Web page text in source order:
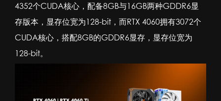
4352个CUDA核心，配备8GB与16GB两种GDDR6显
存版本，显存位宽为128-bit，而RTX 4060拥有3072个
CUDA核心，搭配8GB的GDDR6显存，显存位宽为
128-bit。